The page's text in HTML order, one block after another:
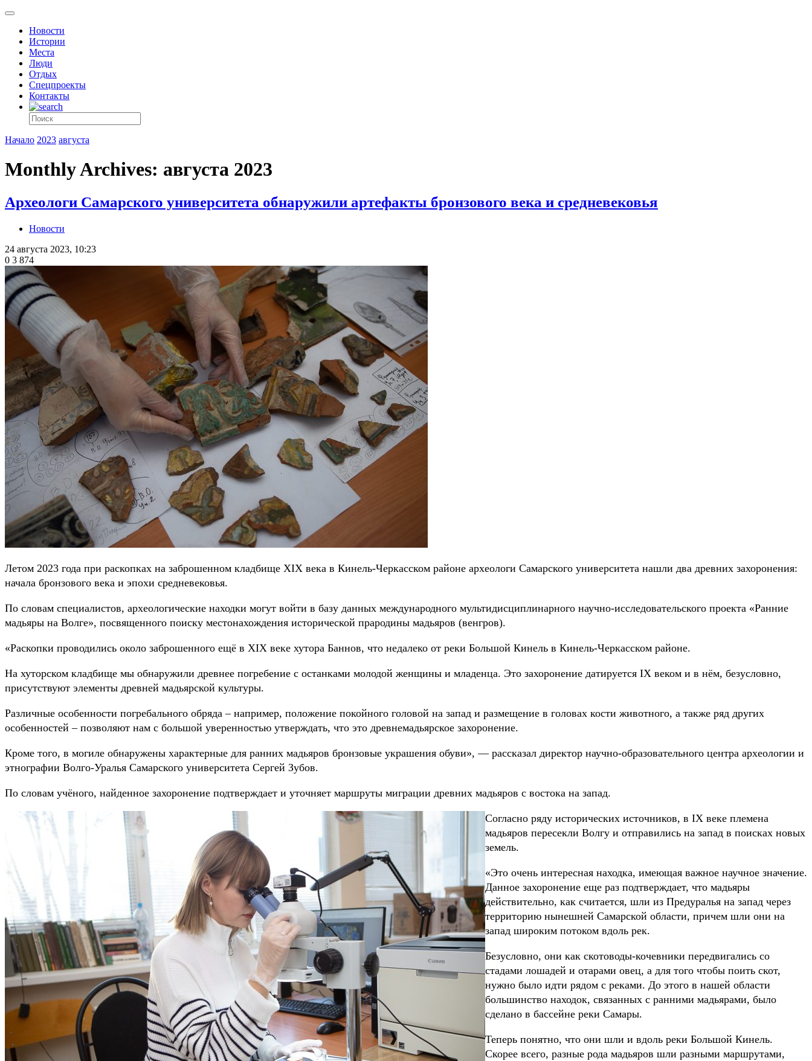
Новости
Истории
Места
Люди
Отдых
Спецпроекты
Контакты
Начало 2023 августа
Monthly Archives: августа 2023
Археологи Самарского университета обнаружили артефакты бронзового века и средневековья
Новости
24 августа 2023, 10:23
0 3 874
Летом 2023 года при раскопках на заброшенном кладбище XIX века в Кинель-Черкасском районе археологи Самарского университета нашли два древних захоронения:
начала бронзового века и эпохи средневековья.
По словам специалистов, археологические находки могут войти в базу данных международного мультидисциплинарного научно-исследовательского проекта «Ранние
мадьяры на Волге», посвященного поиску местонахождения исторической прародины мадьяров (венгров).
«Раскопки проводились около заброшенного ещё в XIX веке хутора Баннов, что недалеко от реки Большой Кинель в Кинель-Черкасском районе.
На хуторском кладбище мы обнаружили древнее погребение с останками молодой женщины и младенца. Это захоронение датируется IX веком и в нём, безусловно,
присутствуют элементы древней мадьярской культуры.
Различные особенности погребального обряда – например, положение покойного головой на запад и размещение в головах кости животного, а также ряд других
особенностей – позволяют нам с большой уверенностью утверждать, что это древнемадьярское захоронение.
Кроме того, в могиле обнаружены характерные для ранних мадьяров бронзовые украшения обуви», — рассказал директор научно-образовательного центра археологии и
этнографии Волго-Уралья Самарского университета Сергей Зубов.
По словам учёного, найденное захоронение подтверждает и уточняет маршруты миграции древних мадьяров с востока на запад.
Согласно ряду исторических источников, в IX веке племена
мадьяров пересекли Волгу и отправились на запад в поисках новых
земель.
«Это очень интересная находка, имеющая важное научное значение.
Данное захоронение еще раз подтверждает, что мадьяры
действительно, как считается, шли из Предуралья на запад через
территорию нынешней Самарской области, причем шли они на
запад широким потоком вдоль рек.
Безусловно, они как скотоводы-кочевники передвигались со
стадами лошадей и отарами овец, а для того чтобы поить скот,
нужно было идти рядом с реками. До этого в нашей области
большинство находок, связанных с ранними мадьярами, было
сделано в бассейне реки Самары.
Теперь понятно, что они шли и вдоль реки Большой Кинель.
Скорее всего, разные рода мадьяров шли разными маршрутами,